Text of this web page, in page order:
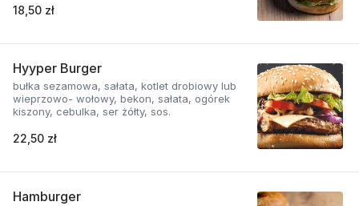
18,50 zł
Hyyper Burger
bułka sezamowa, sałata, kotlet drobiowy lub
wieprzowo- wołowy, bekon, sałata, ogórek
kiszony, cebulka, ser żółty, sos.
22,50 zł
Hamburger